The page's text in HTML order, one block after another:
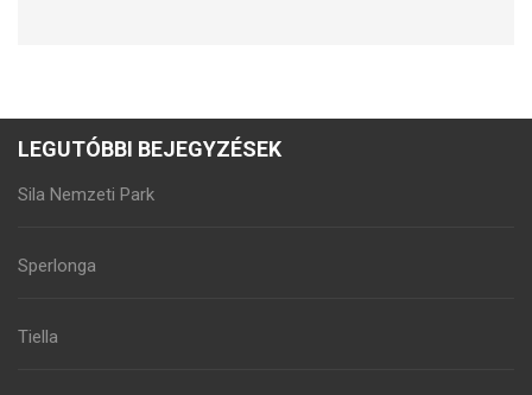
LEGUTÓBBI BEJEGYZÉSEK
Sila Nemzeti Park
Sperlonga
Tiella